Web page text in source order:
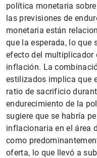
política monetaria
las previsiones de
monetaria están
que la esperada, lo que
efecto del multiplicador
inflación. La
estilizados implica que
ratio de sacrificio
endurecimiento de la
sugiere que se habría
inflacionaria en el área
como
oferta, lo que llevó a